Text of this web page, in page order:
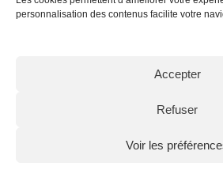
personnalisation des contenus facilite votre
Accepter
Refuser
Voir les
Création site internet et spécialiste